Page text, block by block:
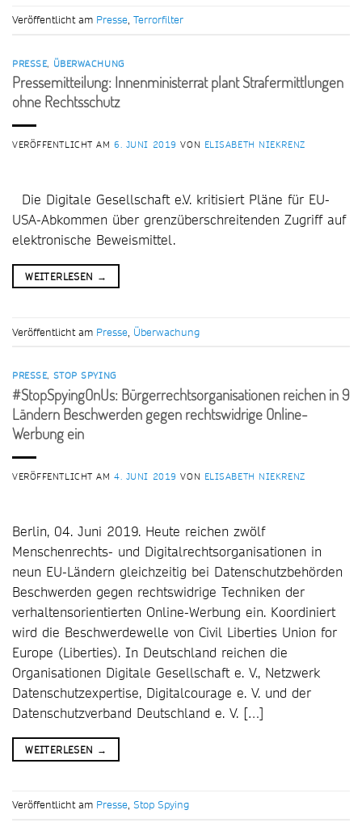
Veröffentlicht am Presse, Terrorfilter
PRESSE, ÜBERWACHUNG
Pressemitteilung: Innenministerrat plant Strafermittlungen
ohne Rechtsschutz
VERÖFFENTLICHT AM6. JUNI 2019 VON ELISABETH NIEKRENZ
Die Digitale Gesellschaft e.V. kritisiert Pläne für EU-
USA-Abkommen über grenzüberschreitenden Zugriff auf
elektronische Beweismittel.
WEITERLESEN →
Veröffentlicht am Presse, Überwachung
PRESSE, STOP SPYING
#StopSpyingOnUs: Bürgerrechtsorganisationen reichen in 9
Ländern Beschwerden gegen rechtswidrige Online-
Werbung ein
VERÖFFENTLICHT AM4. JUNI 2019 VON ELISABETH NIEKRENZ
Berlin, 04. Juni 2019. Heute reichen zwölf
Menschenrechts- und Digitalrechtsorganisationen in
neun EU-Ländern gleichzeitig bei Datenschutzbehörden
Beschwerden gegen rechtswidrige Techniken der
verhaltensorientierten Online-Werbung ein. Koordiniert
wird die Beschwerdewelle von Civil Liberties Union for
Europe (Liberties). In Deutschland reichen die
Organisationen Digitale Gesellschaft e. V., Netzwerk
Datenschutzexpertise, Digitalcourage e. V. und der
Datenschutzverband Deutschland e. V. […]
WEITERLESEN →
Veröffentlicht am Presse, Stop Spying